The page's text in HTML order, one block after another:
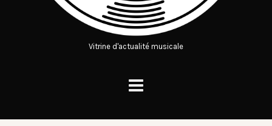
Vitrine d'actualité musicale